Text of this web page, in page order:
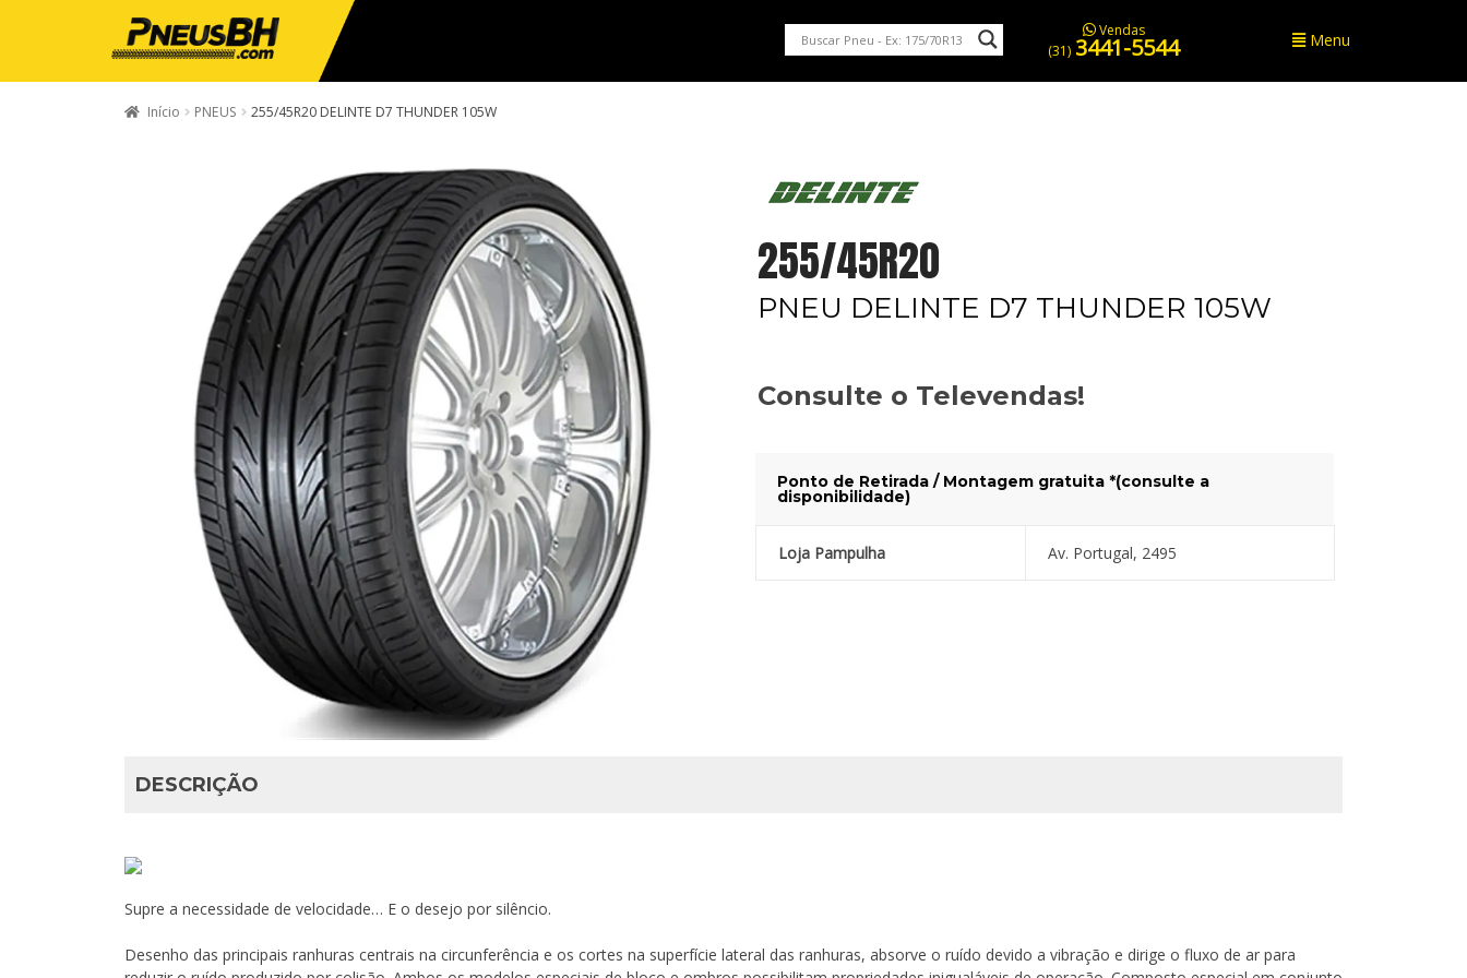
Vendas
(31) 3441-5544 Menu
Início PNEUS 255/45R20 DELINTE D7 THUNDER 105W
255/45R20
PNEU DELINTE D7 THUNDER 105W
Consulte o Televendas!
Ponto de Retirada / Montagem gratuita *(consulte a
disponibilidade)
Loja Pampulha Av. Portugal, 2495
DESCRIÇÃO
Supre a necessidade de velocidade… E o desejo por silêncio.
Desenho das principais ranhuras centrais na circunferência e os cortes na superfície lateral das ranhuras, absorve o ruído devido a vibração e dirige o fluxo de ar para